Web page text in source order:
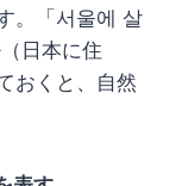
。「서울에 살
日本に住
おくと、自然